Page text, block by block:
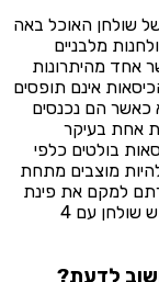
שולחן האוכל באה
מלבניים
עם 4 רגליים, כאשר אחד מהיתרונות
שהכיסאות אינם תופסים
כאשר הם נכנסים
אחת בעיקר
בולטים כלפי
מוצבים מתחת
למקם את פינת
האוכל איננו מרווח במידה מספקת, מומלץ לרכוש שולחן עם 4
לדעת?